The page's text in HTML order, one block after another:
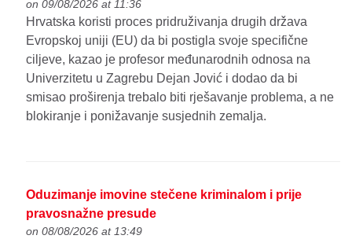
on 09/08/2026 at 11:36
Hrvatska koristi proces pridruživanja drugih država
Evropskoj uniji (EU) da bi postigla svoje specifične
ciljeve, kazao je profesor međunarodnih odnosa na
Univerzitetu u Zagrebu Dejan Jović i dodao da bi
smisao proširenja trebalo biti rješavanje problema, a ne
blokiranje i ponižavanje susjednih zemalja.
Oduzimanje imovine stečene kriminalom i prije
pravosnažne presude
on 08/08/2026 at 13:49